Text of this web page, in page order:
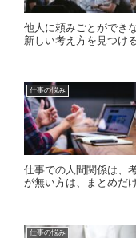
他人に頼みごとができ
新しい考え方を見つけ
仕事の悩み
仕事での人間関係は、
が無い方は、まとめだ
仕事の悩み